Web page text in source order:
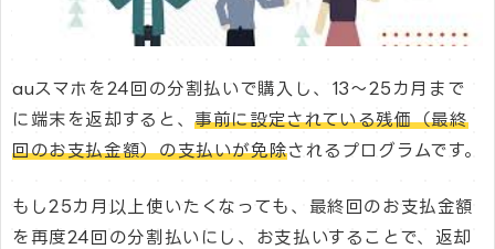
auスマホを24回の分割払いで購入し、13〜25カ月まで
に端末を返却すると、事前に設定されている残価（最終
回のお支払金額）の支払いが免除されるプログラムです。
もし25カ月以上使いたくなっても、最終回のお支払金額
を再度24回の分割払いにし、お支払いすることで、返却